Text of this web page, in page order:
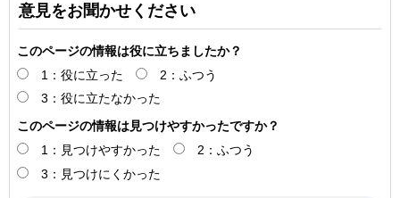
意見をお聞かせください
このページの情報は役に立ちましたか？
1：役に立った
2：ふつう
3：役に立たなかった
このページの情報は見つけやすかったですか？
1：見つけやすかった
2：ふつう
3：見つけにくかった